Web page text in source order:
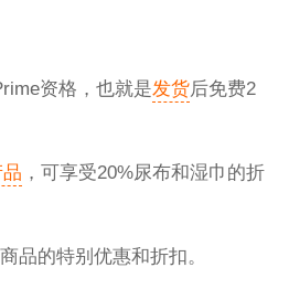
资格，也就是发货后免费2
，可享受20%尿布和湿巾的折
品的特别优惠和折扣。